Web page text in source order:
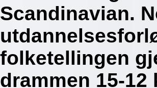
Scandinavian.
folketellingen
drammen 15-